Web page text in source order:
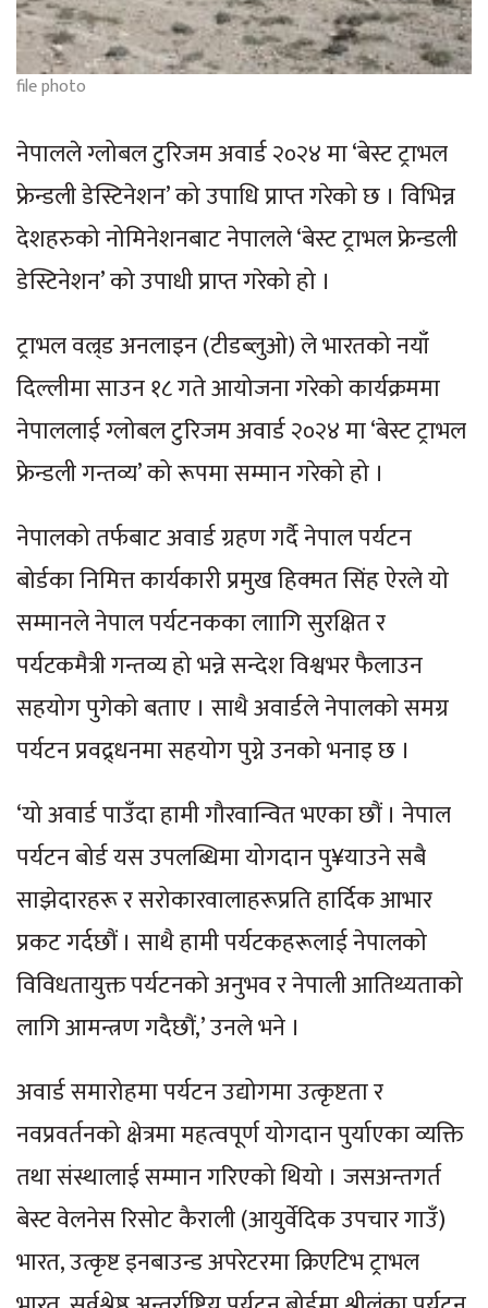
file photo
नेपालले ग्लोबल टुरिजम अवार्ड २०२४ मा ‘बेस्ट ट्राभल
फ्रेन्डली डेस्टिनेशन’ को उपाधि प्राप्त गरेको छ । विभिन्न
देशहरुको नोमिनेशनबाट नेपालले ‘बेस्ट ट्राभल फ्रेन्डली
डेस्टिनेशन’ को उपाधी प्राप्त गरेको हो ।
ट्राभल वल्र्ड अनलाइन (टीडब्लुओ) ले भारतको नयाँ
दिल्लीमा साउन १८ गते आयोजना गरेको कार्यक्रममा
नेपाललाई ग्लोबल टुरिजम अवार्ड २०२४ मा ‘बेस्ट ट्राभल
फ्रेन्डली गन्तव्य’ को रूपमा सम्मान गरेको हो ।
नेपालको तर्फबाट अवार्ड ग्रहण गर्दै नेपाल पर्यटन
बोर्डका निमित्त कार्यकारी प्रमुख हिक्मत सिंह ऐरले यो
सम्मानले नेपाल पर्यटनकका लाागि सुरक्षित र
पर्यटकमैत्री गन्तव्य हो भन्ने सन्देश विश्वभर फैलाउन
सहयोग पुगेको बताए । साथै अवार्डले नेपालको समग्र
पर्यटन प्रवद्र्धनमा सहयोग पुग्ने उनको भनाइ छ ।
‘यो अवार्ड पाउँदा हामी गौरवान्वित भएका छौं । नेपाल
पर्यटन बोर्ड यस उपलब्धिमा योगदान पु¥याउने सबै
साझेदारहरू र सरोकारवालाहरूप्रति हार्दिक आभार
प्रकट गर्दछौं । साथै हामी पर्यटकहरूलाई नेपालको
विविधतायुक्त पर्यटनको अनुभव र नेपाली आतिथ्यताको
लागि आमन्त्रण गदैछौं,’ उनले भने ।
अवार्ड समारोहमा पर्यटन उद्योगमा उत्कृष्टता र
नवप्रवर्तनको क्षेत्रमा महत्वपूर्ण योगदान पुर्याएका व्यक्ति
तथा संस्थालाई सम्मान गरिएको थियो । जसअन्तगर्त
बेस्ट वेलनेस रिसोट कैराली (आयुर्वेदिक उपचार गाउँ)
भारत, उत्कृष्ट इनबाउन्ड अपरेटरमा क्रिएटिभ ट्राभल